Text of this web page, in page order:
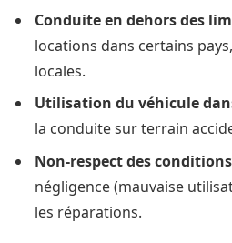
Conduite en dehors des
locations dans certains
locales.
Utilisation du véhicule
la conduite sur terrain
Non-respect des
négligence (mauvaise
les réparations.